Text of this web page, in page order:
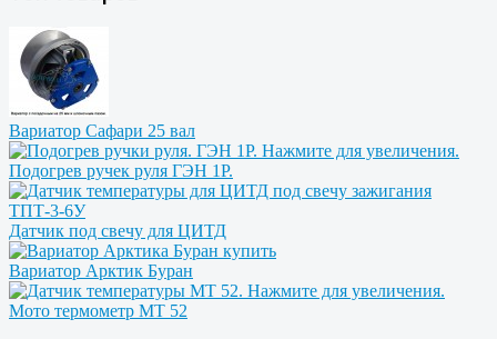
Вариатор Сафари 25 вал
Подогрев ручек руля ГЭН 1Р.
Датчик под свечу для ЦИТД
Вариатор Арктик Буран
Мото термометр МТ 52